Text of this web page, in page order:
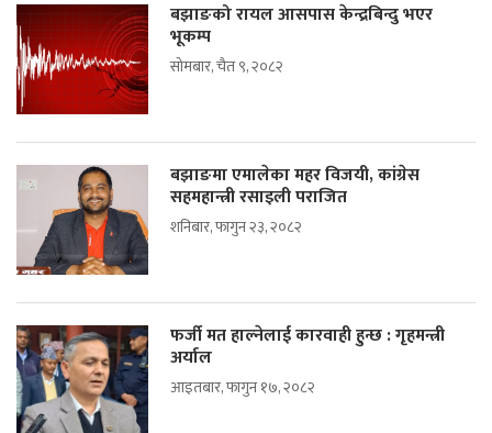
बझाङको रायल आसपास केन्द्रबिन्दु भएर
भूकम्प
सोमबार, चैत ९, २०८२
बझाङमा एमालेका महर विजयी, कांग्रेस
सहमहान्त्री रसाइली पराजित
शनिबार, फागुन २३, २०८२
फर्जी मत हाल्नेलाई कारवाही हुन्छ : गृहमन्त्री
अर्याल
आइतबार, फागुन १७, २०८२